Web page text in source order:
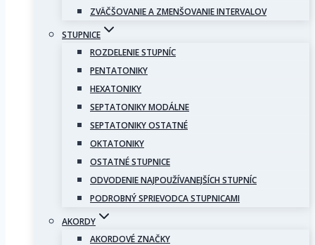
ZVÄČŠOVANIE A ZMENŠOVANIE INTERVALOV
STUPNICE
ROZDELENIE STUPNÍC
PENTATONIKY
HEXATONIKY
SEPTATONIKY MODÁLNE
SEPTATONIKY OSTATNÉ
OKTATONIKY
OSTATNÉ STUPNICE
ODVODENIE NAJPOUŽÍVANEJŠÍCH STUPNÍC
PODROBNÝ SPRIEVODCA STUPNICAMI
AKORDY
AKORDOVÉ ZNAČKY